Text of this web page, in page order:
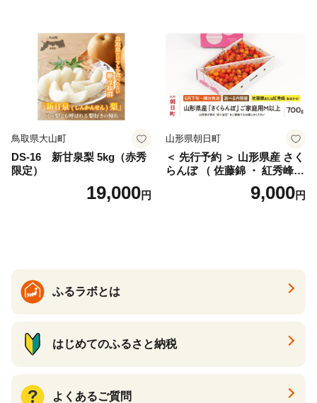
産 農家直送 期間限定 特産品
サイズミックス くらもとフ
ァーム 愛南町 愛媛県
鳥取県大山町
DS-16 新甘泉梨 5kg（赤秀
限定）
19,000円
山形県朝日町
＜ 先行予約 ＞ 山形県産 さく
らんぼ （ 佐藤錦 ・ 紅秀峰
） ご家庭用 M以上 700g 【20
26年6月下旬から7月上旬発
9,000円
ふるラボとは
はじめてのふるさと納税
よくあるご質問